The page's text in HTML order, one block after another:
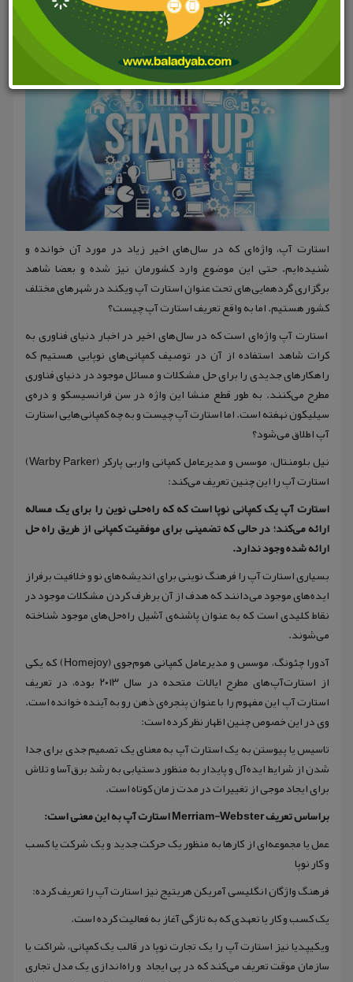
استارت آپ، واژه‌ای که در سال‌های اخیر زیاد در مورد آن خوانده و
شنیده‌ایم. حتی این موضوع وارد کشورمان نیز شده و بعضا شاهد
برگزاری گردهمایی‌های تحت عنوان استارت آپ ویکند در شهرهای مختلف
کشور هستیم. اما به واقع تعریف استارت آپ چیست؟
استارت آپ واژه‌ای است که در سال‌های اخیر در اخبار دنیای فناوری به
کرات شاهد استفاده از آن در توصیف کمپانی‌های نوپایی هستیم که
راهکارهای جدیدی را برای حل مشکلات و مسائل موجود در دنیای فناوری
مطرح می‌کنند. به طور قطع منشا این واژه در سن فرانسیسکو و دره‌ی
سیلیکون نهفته است. اما استارت آپ چیست و به چه کمپانی‌هایی استارت
آپ اطلاق می‌شود؟
نیل بلومنتال، موسس و مدیرعامل کمپانی واربی پارکر (Warby Parker)
استارت آپ را این چنین تعریف می‌کند:
استارت آپ یک کمپانی نوپا است که که راه‌حلی نوین را برای یک مساله
ارائه می‌کند؛ در حالی که تضمینی برای موفقیت کمپانی از طریق راه حل
ارائه شده وجود ندارد.
بسیاری استارت آپ را فرهنگ نوینی برای اندیشه‌های نو و خلافیت برفراز
ایده‌های موجود می‌دانند که هدف از آن برطرف کردن مشکلات موجود در
نقاط کلیدی است که به عنوان پاشنه‌ی آشیل راه‌حل‌های موجود شناخته
می‌شوند.
آدورا چئونگ، موسس و مدیرعامل کمپانی هوم‌جوی (Homejoy) که یکی
از استارت‌آپ‌های مطرح ایالات متحده در سال ۲۰۱۳ بوده، در تعریف
استارت آپ این مفهوم را با عنوان پنجره‌ی ذهن رو به آینده خوانده است.
وی در این خصوص چنین اظهار نظر کرده است:
تاسیس یا پیوستن به یک استارت آپ به معنای یک تصمیم جدی برای جدا
شدن از شرایط ایده‌آل و پایدار به منظور دستیابی به رشد برق‌آسا و تلاش
برای ایجاد موجی از تغییرات در مدت زمان کوتاه است.
براساس تعریف Merriam-Webster استارت آپ به این معنی است:
عمل یا مجموعه‌ای از کارها به منظور یک حرکت جدید و یک شرکت یا کسب
و کار نوپا
فرهنگ واژگان انگلیسی آمریکن هریتیج نیز استارت آپ را تعریف کرده:
یک کسب و کار یا تعهدی که به تازگی آغاز به فعالیت کرده است.
ویکیپدیا نیز استارت آپ را یک تجارت نوپا در قالب یک کمپانی، شراکت یا
سازمان موقت تعریف می‌کند که در پی ایجاد و راه‌اندازی یک مدل تجاری